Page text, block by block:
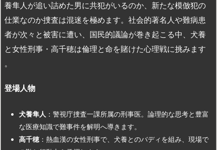
養隼人が追い詰めた男に共犯がいるのか、新たな模倣犯の
仕業なのか捜査は混迷を極めます​。社会的著名人や難病患
者が次々と被害に遭い、国民的議論が巻き起こる中、犬養
と女性刑事・高千穂は倫理と命を賭けた心理戦に挑みます​
。
登場人物
犬養隼人 ：警視庁捜査一課所属の刑事医。論理的な思考と豊富
な医療知識で難事件を解明へ導きます​。
高千穂 ：熱血漢の女性刑事で、犬養とのバディを組み、現場で